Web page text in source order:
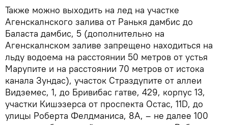
Также можно выходить на лед на участке
Агенскалнского залива от Ранькя дамбис до
Баласта дамбис, 5 (дополнительно на
Агенскалнском заливе запрещено находиться на
льду водоема на расстоянии 50 метров от устья
Марупите и на расстоянии 70 метров от истока
канала Зундас), участок Страздупите от аллеи
Видземес, 1, до Бривибас гатве, 429, корпус 13,
участки Кишэзерса от проспекта Остас, 11D, до
улицы Роберта Фелдманиса, 8A, – не далее 100